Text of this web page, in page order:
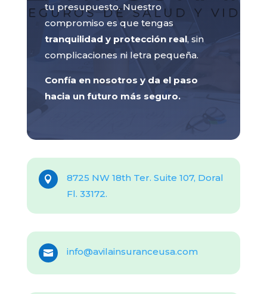
tu presupuesto. Nuestro
compromiso es que tengas
tranquilidad y protección real, sin
complicaciones ni letra pequeña.
Confía en nosotros y da el paso
hacia un futuro más seguro.

8725 NW 18th Ter. Suite 107, Doral
Fl. 33172.
 info@avilainsuranceusa.com